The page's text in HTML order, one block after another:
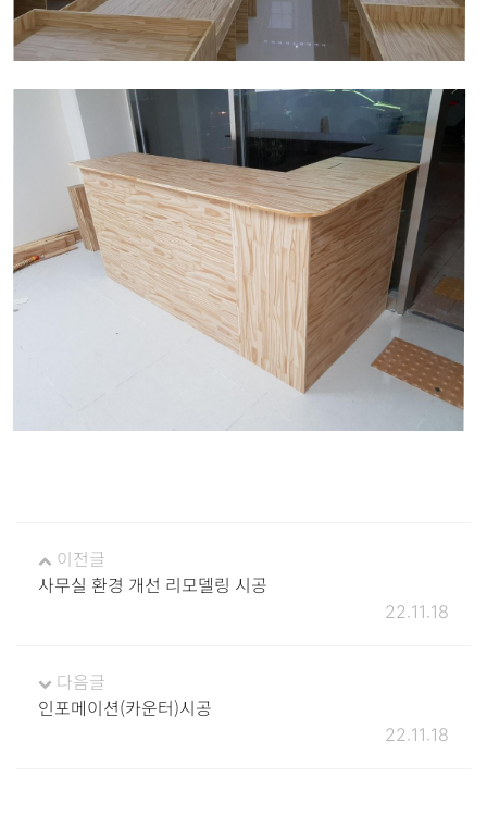
이전글
사무실 환경 개선 리모델링 시공
22.11.18
다음글
인포메이션(카운터)시공
22.11.18